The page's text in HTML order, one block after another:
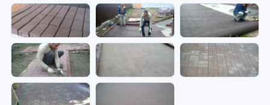
Брусчатка — мощение и
дорожки на участке.
Фото укладки брусчатки, дорожек и элементов
благоустройства участка.